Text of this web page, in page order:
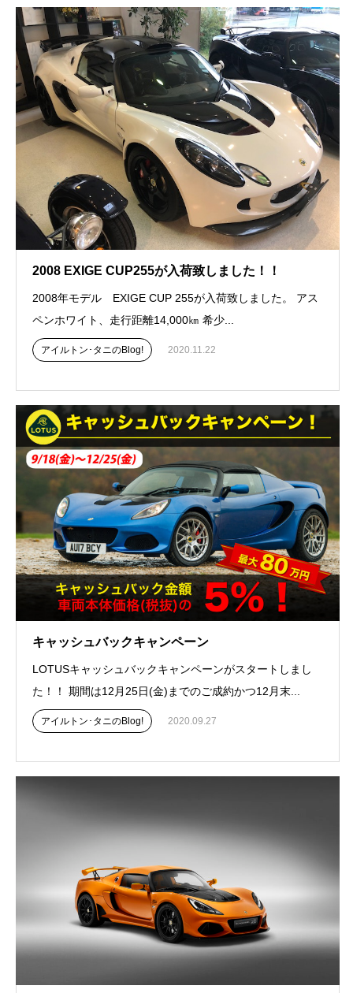
2008 EXIGE CUP255が入荷致しました！！
2008年モデル EXIGE CUP 255が入荷致しました。 アス
ペンホワイト、走行距離14,000㎞ 希少...
アイルトン･タニのBlog! 2020.11.22
キャッシュバックキャンペーン
LOTUSキャッシュバックキャンペーンがスタートしまし
た！！ 期間は12月25日(金)までのご成約かつ12月末...
アイルトン･タニのBlog! 2020.09.27